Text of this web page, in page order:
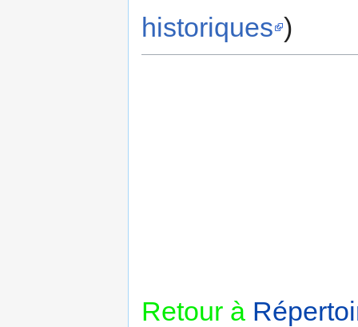
historiques )
Retour à